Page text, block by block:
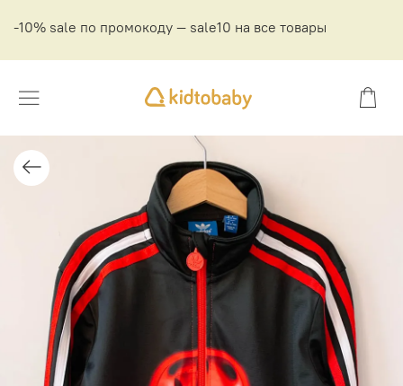
-10% sale по промокоду — sale10 на все товары